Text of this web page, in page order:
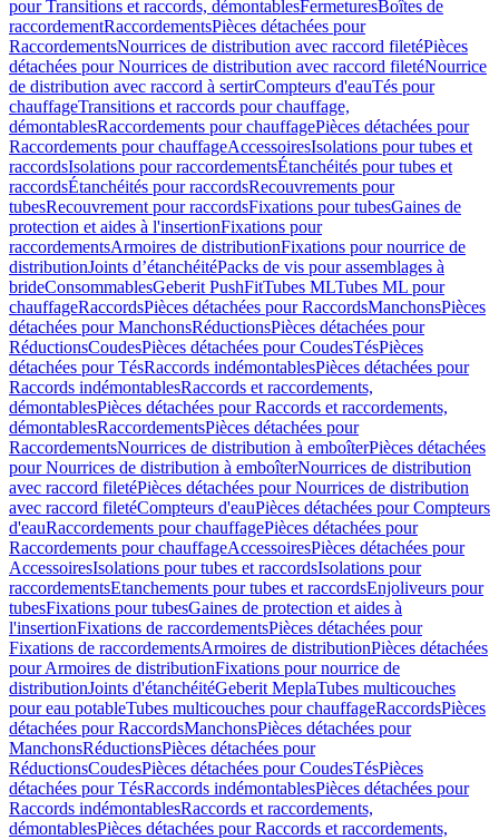
pour Transitions et raccords, démontablesFermeturesBoîtes de
raccordementRaccordementsPièces détachées pour
RaccordementsNourrices de distribution avec raccord filetéPièces
détachées pour Nourrices de distribution avec raccord filetéNourrice
de distribution avec raccord à sertirCompteurs d'eauTés pour
chauffageTransitions et raccords pour chauffage,
démontablesRaccordements pour chauffagePièces détachées pour
Raccordements pour chauffageAccessoiresIsolations pour tubes et
raccordsIsolations pour raccordementsÉtanchéités pour tubes et
raccordsÉtanchéités pour raccordsRecouvrements pour
tubesRecouvrement pour raccordsFixations pour tubesGaines de
protection et aides à l'insertionFixations pour
raccordementsArmoires de distributionFixations pour nourrice de
distributionJoints d’étanchéitéPacks de vis pour assemblages à
brideConsommablesGeberit PushFitTubes MLTubes ML pour
chauffageRaccordsPièces détachées pour RaccordsManchonsPièces
détachées pour ManchonsRéductionsPièces détachées pour
RéductionsCoudesPièces détachées pour CoudesTésPièces
détachées pour TésRaccords indémontablesPièces détachées pour
Raccords indémontablesRaccords et raccordements,
démontablesPièces détachées pour Raccords et raccordements,
démontablesRaccordementsPièces détachées pour
RaccordementsNourrices de distribution à emboîterPièces détachées
pour Nourrices de distribution à emboîterNourrices de distribution
avec raccord filetéPièces détachées pour Nourrices de distribution
avec raccord filetéCompteurs d'eauPièces détachées pour Compteurs
d'eauRaccordements pour chauffagePièces détachées pour
Raccordements pour chauffageAccessoiresPièces détachées pour
AccessoiresIsolations pour tubes et raccordsIsolations pour
raccordementsEtanchements pour tubes et raccordsEnjoliveurs pour
tubesFixations pour tubesGaines de protection et aides à
l'insertionFixations de raccordementsPièces détachées pour
Fixations de raccordementsArmoires de distributionPièces détachées
pour Armoires de distributionFixations pour nourrice de
distributionJoints d'étanchéitéGeberit MeplaTubes multicouches
pour eau potableTubes multicouches pour chauffageRaccordsPièces
détachées pour RaccordsManchonsPièces détachées pour
ManchonsRéductionsPièces détachées pour
RéductionsCoudesPièces détachées pour CoudesTésPièces
détachées pour TésRaccords indémontablesPièces détachées pour
Raccords indémontablesRaccords et raccordements,
démontablesPièces détachées pour Raccords et raccordements,